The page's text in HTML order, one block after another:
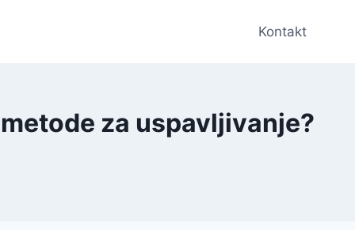
Kontakt
za uspavljivanje?